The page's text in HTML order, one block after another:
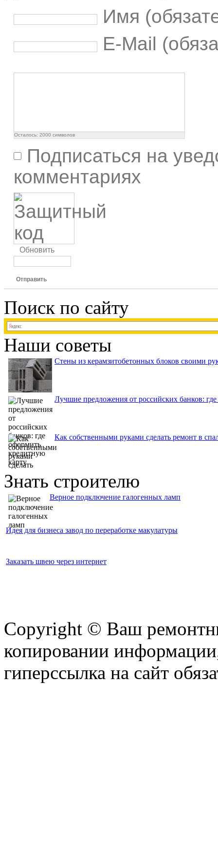
Имя
E-Mail
Осталось: 2000 символов
Подписаться на
комментариях
Обновить
Отправить
Поиск по сайту
Наши советы
Стены из керамзитобетонных блоков своими
Лучшие предложения от российских банков:
Как собственными руками сделать ремонт в
Знать строителю
Верное подключение галогенных ламп
Идея для бизнеса завод по переработке макулатуры
Заказать швею через интернет
Copyright © Ваш
копировании
гиперссылка на сайт